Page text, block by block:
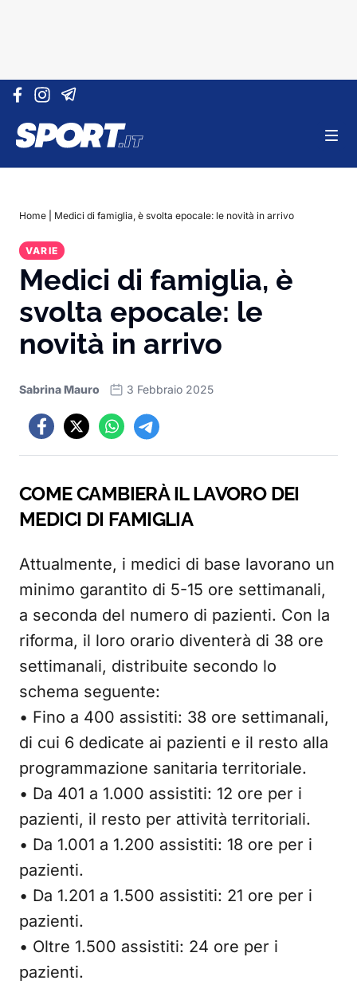
Vai al contenuto
Home Medici di famiglia, è svolta epocale: le novità in arrivo
VARIE
Medici di famiglia, è
svolta epocale: le
novità in arrivo
Sabrina Mauro 3 Febbraio 2025
COME CAMBIERÀ IL LAVORO DEI
MEDICI DI FAMIGLIA
Attualmente, i medici di base lavorano un
minimo garantito di 5-15 ore settimanali,
a seconda del numero di pazienti. Con la
riforma, il loro orario diventerà di 38 ore
settimanali, distribuite secondo lo
schema seguente:
• Fino a 400 assistiti: 38 ore settimanali,
di cui 6 dedicate ai pazienti e il resto alla
programmazione sanitaria territoriale.
• Da 401 a 1.000 assistiti: 12 ore per i
pazienti, il resto per attività territoriali.
• Da 1.001 a 1.200 assistiti: 18 ore per i
pazienti.
• Da 1.201 a 1.500 assistiti: 21 ore per i
pazienti.
• Oltre 1.500 assistiti: 24 ore per i
pazienti.